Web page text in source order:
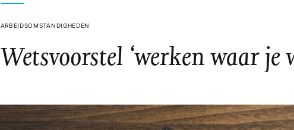
ARBEIDSOMSTANDIGHEDEN
Wetsvoorstel ‘werken waar je